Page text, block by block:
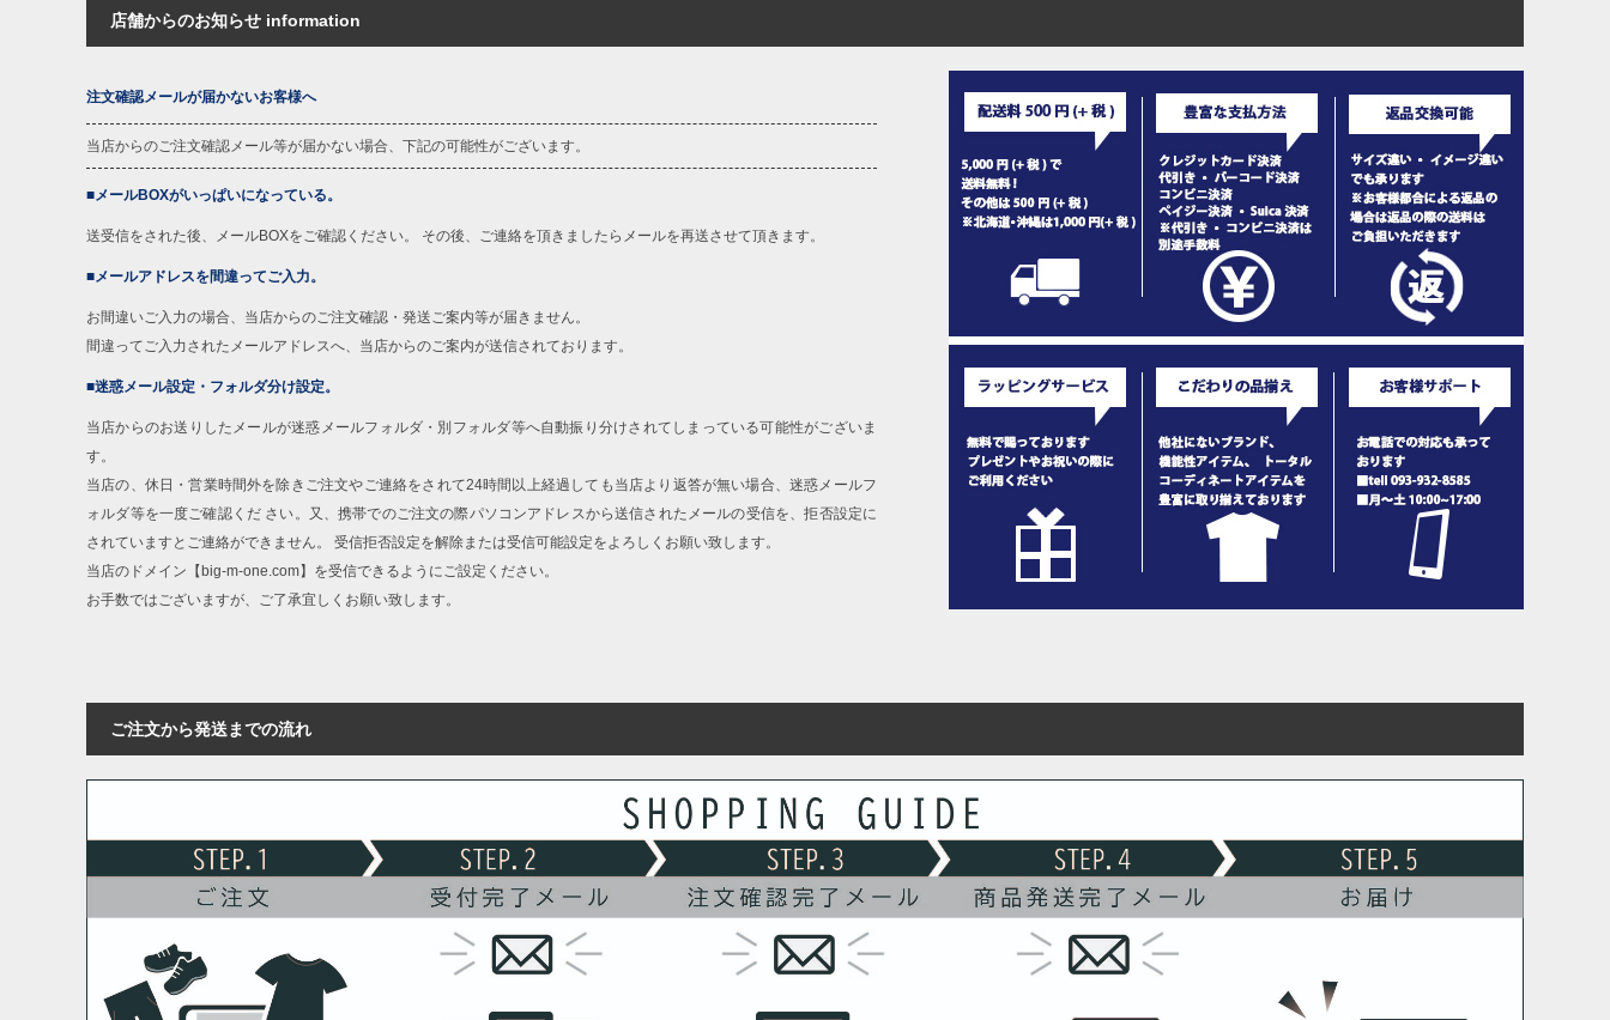
店舗からのお知らせ information
注文確認メールが届かないお客様へ
当店からのご注文確認メール等が届かない場合、下記の可能性がございます。
■メールBOXがいっぱいになっている。
送受信をされた後、メールBOXをご確認ください。 その後、ご連絡を頂きましたらメールを再送させて頂きます。
■メールアドレスを間違ってご入力。
お間違いご入力の場合、当店からのご注文確認・発送ご案内等が届きません。
間違ってご入力されたメールアドレスへ、当店からのご案内が送信されております。
■迷惑メール設定・フォルダ分け設定。
当店からのお送りしたメールが迷惑メールフォルダ・別フォルダ等へ自動振り分けされてしまっている可能性がございま
す。
当店の、休日・営業時間外を除きご注文やご連絡をされて24時間以上経過しても当店より返答が無い場合、迷惑メールフ
ォルダ等を一度ご確認くだ さい。又、携帯でのご注文の際パソコンアドレスから送信されたメールの受信を、拒否設定に
されていますとご連絡ができません。 受信拒否設定を解除または受信可能設定をよろしくお願い致します。
当店のドメイン【big-m-one.com】を受信できるようにご設定ください。
お手数ではございますが、ご了承宜しくお願い致します。
ご注文から発送までの流れ